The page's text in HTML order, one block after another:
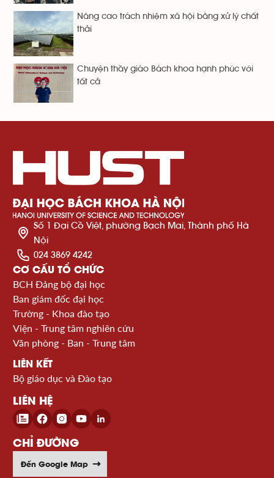
Nâng cao trách nhiệm xã hội bằng xử lý chất
thải
Chuyện thầy giáo Bách khoa hạnh phúc với
tất cả
Số 1 Đại Cồ Việt, phường Bạch Mai, Thành phố Hà
Nội
024 3869 4242
CƠ CẤU TỔ CHỨC
BCH Đảng bộ đại học
Ban giám đốc đại học
Trường - Khoa đào tạo
Viện - Trung tâm nghiên cứu
Văn phòng - Ban - Trung tâm
LIÊN KẾT
Bộ giáo dục và Đào tạo
LIÊN HỆ
CHỈ ĐƯỜNG
Đến Google Map